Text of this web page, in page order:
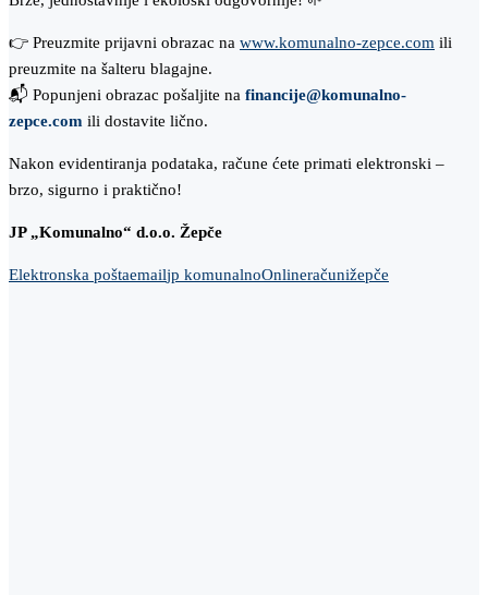
👉 Preuzmite prijavni obrazac na www.komunalno-zepce.com ili
preuzmite na šalteru blagajne.
📬 Popunjeni obrazac pošaljite na financije@komunalno-
zepce.com ili dostavite lično.
Nakon evidentiranja podataka, račune ćete primati elektronski –
brzo, sigurno i praktično!
JP „Komunalno“ d.o.o. Žepče
Elektronska poštaemailjp komunalnoOnlineračunižepče